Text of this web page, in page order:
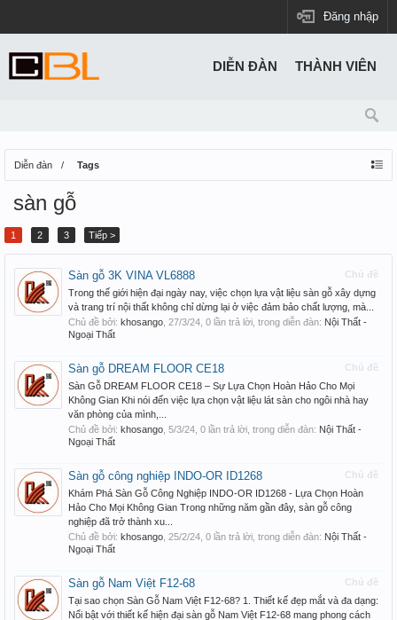
Đăng nhập
Diễn đàn Tags
sàn gỗ
1 2 3 Tiếp >
Chủ đề
Sàn gỗ 3K VINA VL6888
Trong thế giới hiện đại ngày nay, việc chọn lựa vật liệu sàn gỗ xây dựng
và trang trí nội thất không chỉ dừng lại ở việc đảm bảo chất lượng, mà...
Chủ đề bởi: khosango 27/3/24 , 0 lần trả lời, trong diễn đàn: Nội Thất -
Ngoại Thất
Chủ đề
Sàn gỗ DREAM FLOOR CE18
Sàn Gỗ DREAM FLOOR CE18 – Sự Lựa Chọn Hoàn Hảo Cho Mọi
Không Gian Khi nói đến việc lựa chọn vật liệu lát sàn cho ngôi nhà hay
văn phòng của mình,...
Chủ đề bởi: khosango 5/3/24 , 0 lần trả lời, trong diễn đàn: Nội Thất -
Ngoại Thất
Chủ đề
Sàn gỗ công nghiệp INDO-OR ID1268
Khám Phá Sàn Gỗ Công Nghiệp INDO-OR ID1268 - Lựa Chọn Hoàn
Hảo Cho Mọi Không Gian Trong những năm gần đây, sàn gỗ công
nghiệp đã trở thành xu...
Chủ đề bởi: khosango 25/2/24 , 0 lần trả lời, trong diễn đàn: Nội Thất -
Ngoại Thất
Chủ đề
Sàn gỗ Nam Việt F12-68
Tại sao chọn Sàn Gỗ Nam Việt F12-68? 1. Thiết kế đẹp mắt và đa dạng:
Nổi bật với thiết kế hiện đại sàn gỗ Nam Việt F12-68 mang phong cách
DIỄN ĐÀN THÀNH VIÊN